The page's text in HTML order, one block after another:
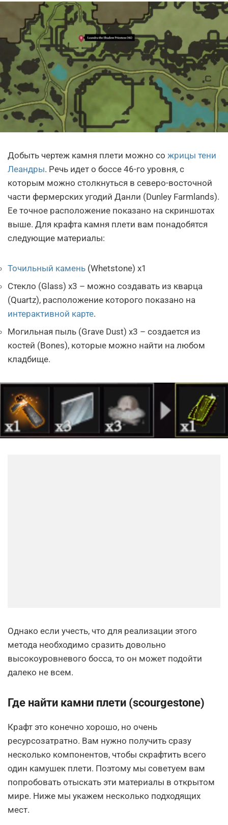
Добыть чертеж камня плети можно со жрицы тени
Леандры. Речь идет о боссе 46-го уровня, с
которым можно столкнуться в северо-восточной
части фермерских угодий Данли (Dunley Farmlands).
Ее точное расположение показано на скриншотах
выше. Для крафта камня плети вам понадобятся
следующие материалы:
Точильный камень (Whetstone) х1
Стекло (Glass) х3 – можно создавать из кварца
(Quartz), расположение которого показано на
интерактивной карте.
Могильная пыль (Grave Dust) х3 – создается из
костей (Bones), которые можно найти на любом
кладбище.
Однако если учесть, что для реализации этого
метода необходимо сразить довольно
высокоуровневого босса, то он может подойти
далеко не всем.
Где найти камни плети (scourgestone)
Крафт это конечно хорошо, но очень
ресурсозатратно. Вам нужно получить сразу
несколько компонентов, чтобы скрафтить всего
один камушек плети. Поэтому мы советуем вам
попробовать отыскать эти материалы в открытом
мире. Ниже мы укажем несколько подходящих
мест.